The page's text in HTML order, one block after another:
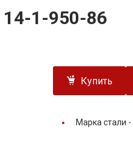
1-950-86
Купить
Марка стали -